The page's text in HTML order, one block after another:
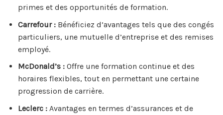
primes et des opportunités de formation.
Carrefour :Bénéficiez d’avantages tels que des congés
particuliers, une mutuelle d’entreprise et des remises
employé.
McDonald’s :Offre une formation continue et des
horaires flexibles, tout en permettant une certaine
progression de carrière.
Leclerc :Avantages en termes d’assurances et de